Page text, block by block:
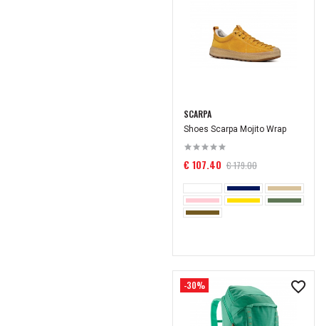
SCARPA
Shoes Scarpa Mojito Wrap
€ 107.40 € 179.00
-30%